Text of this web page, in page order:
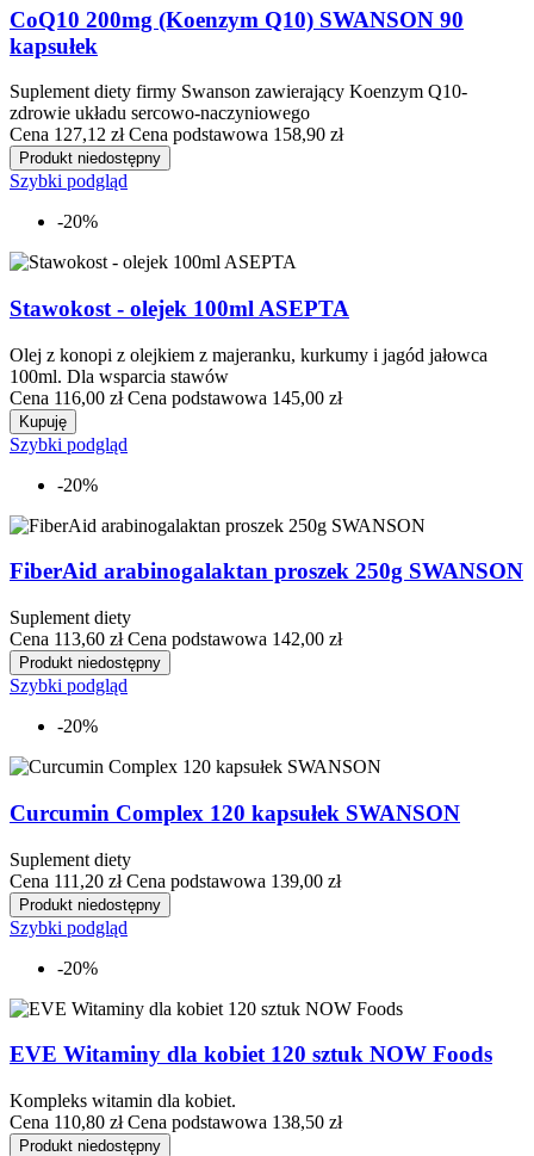
CoQ10 200mg (Koenzym Q10) SWANSON 90
kapsułek
Suplement diety firmy Swanson zawierający Koenzym Q10-
zdrowie układu sercowo-naczyniowego
Cena 127,12 zł Cena podstawowa 158,90 zł
Produkt niedostępny
Szybki podgląd
-20%
Stawokost - olejek 100ml ASEPTA
Olej z konopi z olejkiem z majeranku, kurkumy i jagód jałowca
100ml. Dla wsparcia stawów
Cena 116,00 zł Cena podstawowa 145,00 zł
Kupuję
Szybki podgląd
-20%
FiberAid arabinogalaktan proszek 250g SWANSON
Suplement diety
Cena 113,60 zł Cena podstawowa 142,00 zł
Produkt niedostępny
Szybki podgląd
-20%
Curcumin Complex 120 kapsułek SWANSON
Suplement diety
Cena 111,20 zł Cena podstawowa 139,00 zł
Produkt niedostępny
Szybki podgląd
-20%
EVE Witaminy dla kobiet 120 sztuk NOW Foods
Kompleks witamin dla kobiet.
Cena 110,80 zł Cena podstawowa 138,50 zł
Produkt niedostępny